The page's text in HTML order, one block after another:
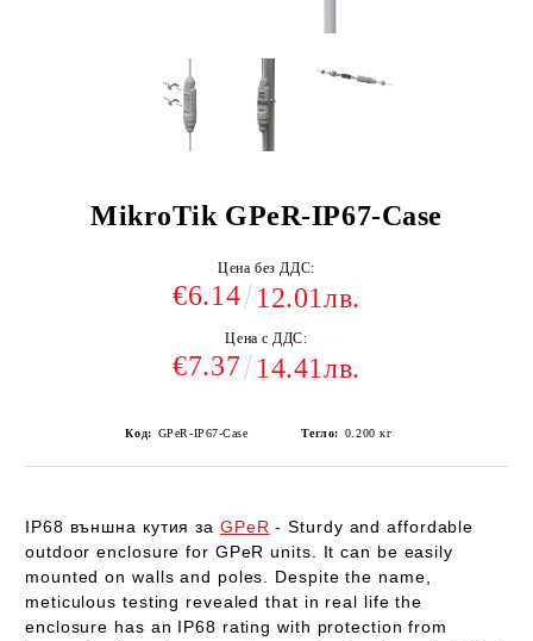
MikroTik GPeR-IP67-Case
Цена без ДДС:
€6.14 12.01лв.
Цена с ДДС:
€7.37 14.41лв.
Код: GPeR-IP67-Case Тегло: 0.200 кг
IP68 външна кутия за GPeR -Sturdy and affordable
outdoor enclosure for GPeR units. It can be easily
mounted on walls and poles. Despite the name,
meticulous testing revealed that in real life the
enclosure has an IP68 rating with protection from